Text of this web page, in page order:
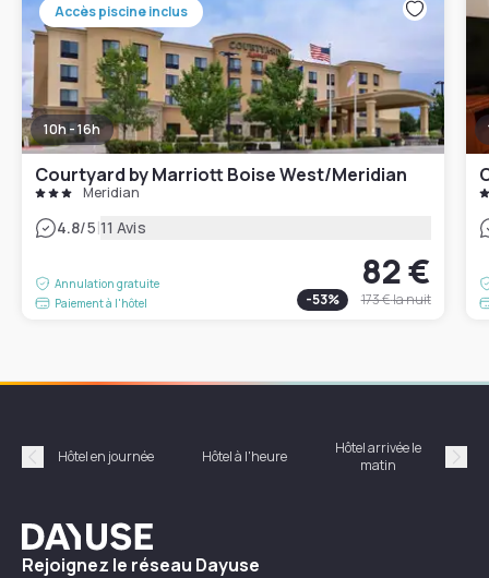
Accès piscine inclus
10h - 16h
Courtyard by Marriott Boise West/Meridian
Meridian
4.8/5|11 Avis
Annulation gratuite
Paiement à l'hôtel
82 €
-53% 173 €la nuit
Précédent
Hôtel en journée Hôtel à l'heure
Hôtel arrivée le
matin
Dayuse
Rejoignez le réseau Dayuse